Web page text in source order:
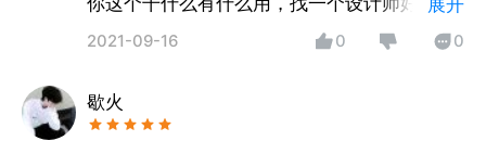
啊，无语😒
2021-09-16 0 0
歇火